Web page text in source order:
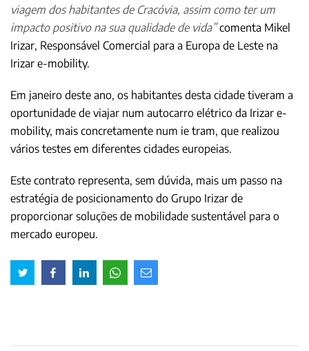
viagem dos habitantes de Cracóvia, assim como ter um
impacto positivo na sua qualidade de vida”comenta Mikel
Irizar, Responsável Comercial para a Europa de Leste na
Irizar e-mobility.
Em janeiro deste ano, os habitantes desta cidade tiveram a
oportunidade de viajar num autocarro elétrico da Irizar e-
mobility, mais concretamente num ie tram, que realizou
vários testes em diferentes cidades europeias.
Este contrato representa, sem dúvida, mais um passo na
estratégia de posicionamento do Grupo Irizar de
proporcionar soluções de mobilidade sustentável para o
mercado europeu.